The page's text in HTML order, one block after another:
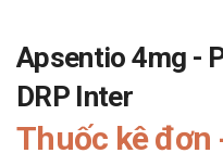
Apsentio 4mg -
DRP Inter
Thuốc kê đơn